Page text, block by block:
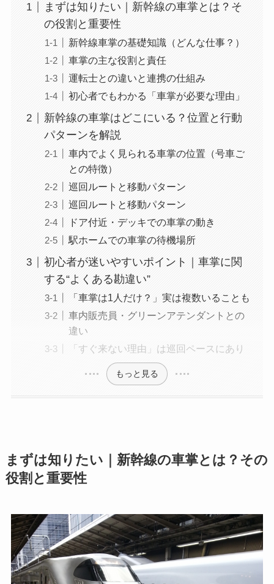
まずは知りたい｜新幹線の車掌とは？そ
の役割と重要性
新幹線車掌の基礎知識（どんな仕事？）
車掌の主な役割と責任
運転士との違いと連携の仕組み
初心者でもわかる「車掌が必要な理由」
新幹線の車掌はどこにいる？位置と行動
パターンを解説
車内でよく見られる車掌の位置（号車ご
との特徴）
巡回ルートと移動パターン
巡回ルートと移動パターン
ドア付近・デッキでの車掌の動き
駅ホームでの車掌の待機場所
初心者が迷いやすいポイント｜車掌に関
する“よくある勘違い”
「車掌は1人だけ？」実は複数いることも
車内販売員・グリーンアテンダントとの
違い
「すぐ来ない理由」は巡回ペースにあり
もっと見る
まずは知りたい｜新幹線の車掌とは？その
役割と重要性